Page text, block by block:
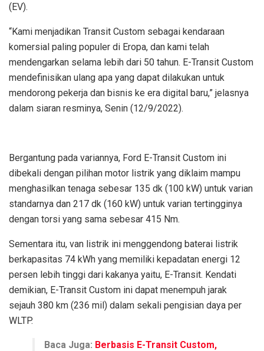
(EV).
“Kami menjadikan Transit Custom sebagai kendaraan
komersial paling populer di Eropa, dan kami telah
mendengarkan selama lebih dari 50 tahun. E-Transit Custom
mendefinisikan ulang apa yang dapat dilakukan untuk
mendorong pekerja dan bisnis ke era digital baru,” jelasnya
dalam siaran resminya, Senin (12/9/2022).
Bergantung pada variannya, Ford E-Transit Custom ini
dibekali dengan pilihan motor listrik yang diklaim mampu
menghasilkan tenaga sebesar 135 dk (100 kW) untuk varian
standarnya dan 217 dk (160 kW) untuk varian tertingginya
dengan torsi yang sama sebesar 415 Nm.
Sementara itu, van listrik ini menggendong baterai listrik
berkapasitas 74 kWh yang memiliki kepadatan energi 12
persen lebih tinggi dari kakanya yaitu, E-Transit. Kendati
demikian, E-Transit Custom ini dapat menempuh jarak
sejauh 380 km (236 mil) dalam sekali pengisian daya per
WLTP.
Baca Juga: Berbasis E-Transit Custom,